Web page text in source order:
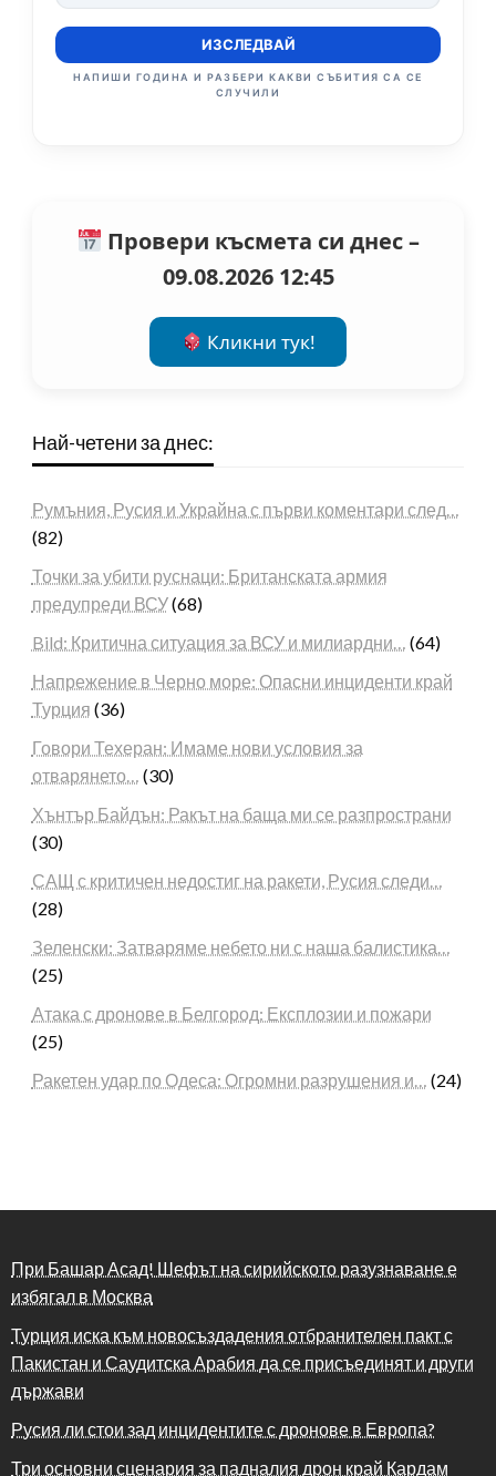
ИЗСЛЕДВАЙ
НАПИШИ ГОДИНА И РАЗБЕРИ КАКВИ СЪБИТИЯ СА СЕ
СЛУЧИЛИ
Провери късмета си днес –
09.08.2026 12:45
Кликни тук!
Най-четени за днес:
Румъния, Русия и Украйна с първи коментари след…
(82)
Точки за убити руснаци: Британската армия
предупреди ВСУ(68)
Bild: Критична ситуация за ВСУ и милиардни… (64)
Напрежение в Черно море: Опасни инциденти край
Турция (36)
Говори Техеран: Имаме нови условия за
отварянето… (30)
Хънтър Байдън: Ракът на баща ми се разпространи
(30)
САЩ с критичен недостиг на ракети, Русия следи…
(28)
Зеленски: Затваряме небето ни с наша балистика…
(25)
Атака с дронове в Белгород: Експлозии и пожари
(25)
Ракетен удар по Одеса: Огромни разрушения и… (24)
При Башар Асад! Шефът на сирийското разузнаване е
избягал в Москва
Турция иска към новосъздадения отбранителен пакт с
Пакистан и Саудитска Арабия да се присъединят и други
държави
Русия ли стои зад инцидентите с дронове в Европа?
Три основни сценария за падналия дрон край Кардам